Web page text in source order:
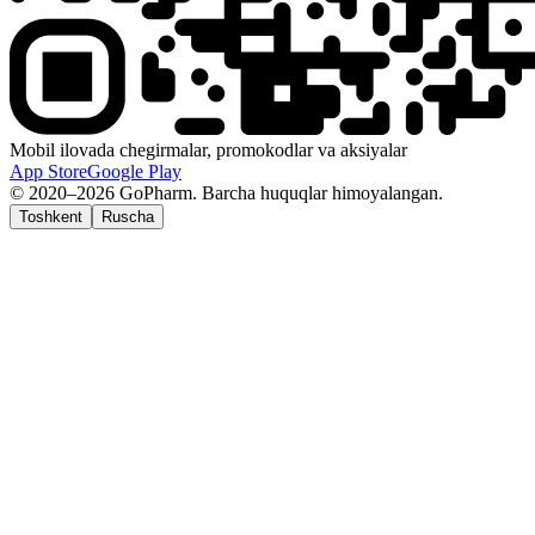
Mobil ilovada chegirmalar, promokodlar va aksiyalar
App StoreGoogle Play
© 2020–2026 GoPharm. Barcha huquqlar himoyalangan.
Toshkent Ruscha